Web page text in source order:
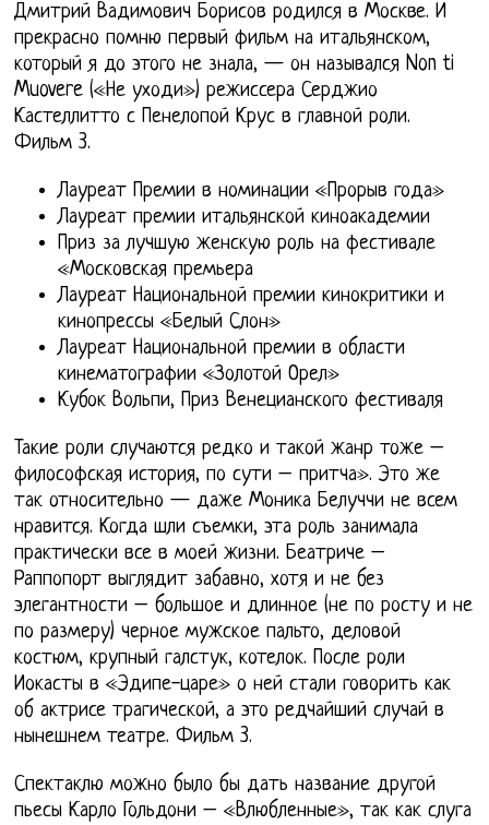
Дмитрий Вадимович Борисов родился в Москве. И
прекрасно помню первый фильм на итальянском,
который я до этого не знала, — он назывался Non ti
Muovere («Не уходи») режиссера Серджио
Кастеллитто с Пенелопой Крус в главной роли.
Фильм 3.
Лауреат Премии в номинации «Прорыв года»
Лауреат премии итальянской киноакадемии
Приз за лучшую женскую роль на фестивале
«Московская премьера
Лауреат Национальной премии кинокритики и
кинопрессы «Белый Слон»
Лауреат Национальной премии в области
кинематографии «Золотой Орел»
Кубок Вольпи, Приз Венецианского фестиваля
Такие роли случаются редко и такой жанр тоже –
философская история, по сути – притча». Это же
так относительно — даже Моника Белуччи не всем
нравится. Когда шли съемки, эта роль занимала
практически все в моей жизни. Беатриче –
Раппопорт выглядит забавно, хотя и не без
элегантности – большое и длинное (не по росту и не
по размеру) черное мужское пальто, деловой
костюм, крупный галстук, котелок. После роли
Иокасты в «Эдипе-царе» о ней стали говорить как
об актрисе трагической, а это редчайший случай в
нынешнем театре. Фильм 3.
Спектаклю можно было бы дать название другой
пьесы Карло Гольдони – «Влюбленные», так как слуга